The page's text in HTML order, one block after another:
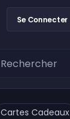
Se Connecter
Cartes Cadeaux